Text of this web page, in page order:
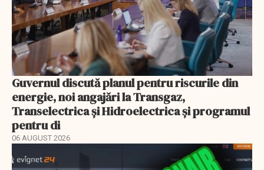
Guvernul discută planul pentru riscurile din
energie, noi angajări la Transgaz,
Transelectrica și Hidroelectrica și programul
pentru di
06 AUGUST 2026